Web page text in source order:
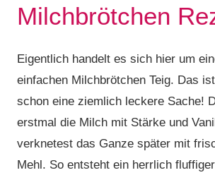
Milchbrötchen
Eigentlich handelt es sich hier um
einfachen Milchbrötchen Teig. Das
schon eine ziemlich leckere Sache!
erstmal die Milch mit Stärke und
verknetest das Ganze später mit
Mehl. So entsteht ein herrlich fluffiger